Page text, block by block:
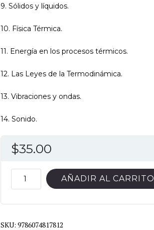
9. Sólidos y líquidos.
10. Física Térmica.
11. Energía en los procesos térmicos.
12. Las Leyes de la Termodinámica.
13. Vibraciones y ondas.
14. Sonido.
$35.00
FUNDAMENTOS
DE
9ED
AÑADIR AL CARRITO
SKU: 9786074817812